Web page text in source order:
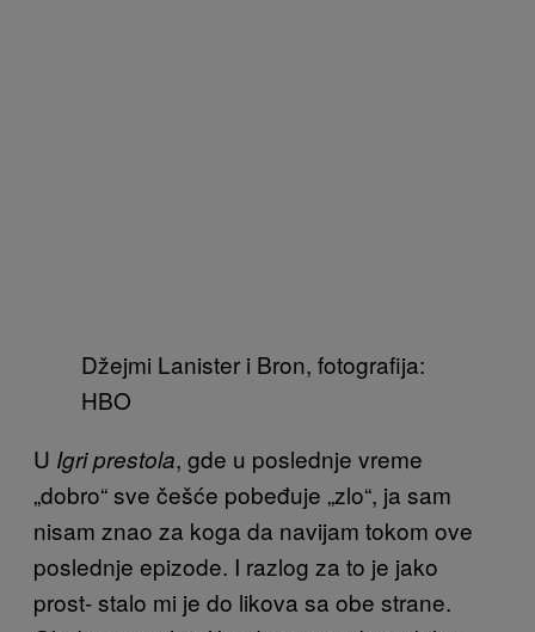
Džejmi Lanister i Bron, fotografija:
HBO
U Igri prestola, gde u poslednje vreme
„dobro“ sve češće pobeđuje „zlo“, ja sam
nisam znao za koga da navijam tokom ove
poslednje epizode. I razlog za to je jako
prost- stalo mi je do likova sa obe strane.